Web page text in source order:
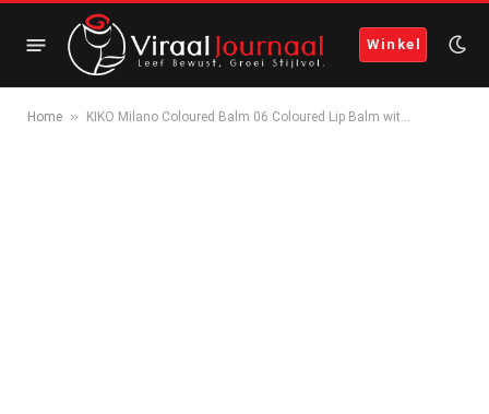
Winkel
Home » KIKO Milano Coloured Balm 06 Coloured Lip Balm wit…